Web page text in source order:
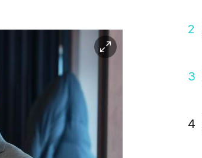
이
미
2
3
4